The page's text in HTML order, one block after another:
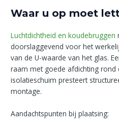
Waar u op moet
Luchtdichtheid en koudebruggen
doorslaggevend voor het
van de U-waarde van het glas.
raam met goede afdichting rond
isolatieschuim presteert
montage.
Aandachtspunten bij plaatsing: